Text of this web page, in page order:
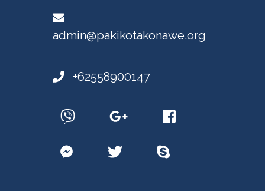
admin@pakikotakonawe.org
+62558900147